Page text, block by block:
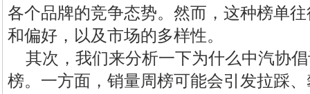
各个品牌的竞争态势。然而，这种榜单
和偏好，以及市场的多样性。
其次，我们来分析一下为什么中汽协
榜。一方面，销量周榜可能会引发拉踩